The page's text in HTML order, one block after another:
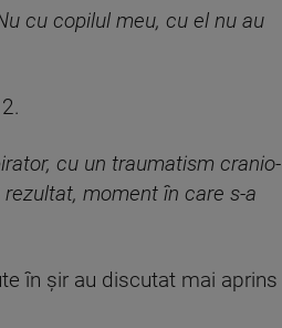
cu copilul meu, cu el nu au
cu un traumatism cranio-
moment în care s-a
în șir au discutat mai aprins